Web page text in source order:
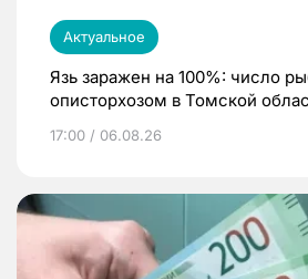
Актуальное
Язь заражен на 100%: число
описторхозом в Томской
17:00 / 06.08.26